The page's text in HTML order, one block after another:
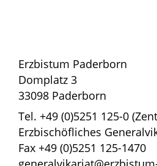
Erzbistum Paderborn
Domplatz 3
33098 Paderborn
Tel. +49 (0)5251 125-0
Erzbischöfliches
Fax +49 (0)5251 125-1470